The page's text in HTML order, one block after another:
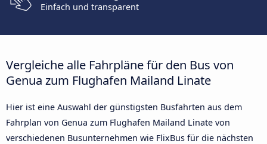
Einfach und transparent
Vergleiche alle Fahrpläne für den Bus von
Genua zum Flughafen Mailand Linate
Hier ist eine Auswahl der günstigsten Busfahrten aus dem
Fahrplan von Genua zum Flughafen Mailand Linate von
verschiedenen Busunternehmen wie FlixBus für die nächsten